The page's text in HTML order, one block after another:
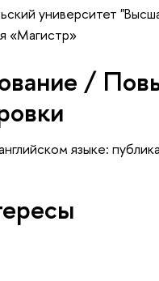
университет
«Магистр»
/
языке: